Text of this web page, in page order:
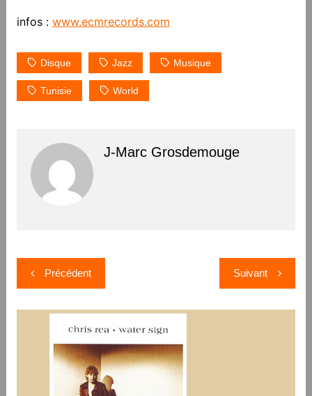
infos : www.ecmrecords.com
Disque Jazz Musique
Tunisie World
J-Marc Grosdemouge
Navigation
de
l’article
Précédent Suivant